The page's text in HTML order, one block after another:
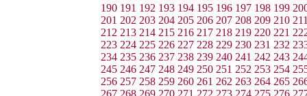
190 191 192 193 194 195 196 197 198 199
201 202 203 204 205 206 207 208 209 210
212 213 214 215 216 217 218 219 220 221
223 224 225 226 227 228 229 230 231 232
234 235 236 237 238 239 240 241 242 243
245 246 247 248 249 250 251 252 253 254
256 257 258 259 260 261 262 263 264 265